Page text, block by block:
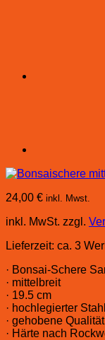
24,00 € inkl. Mwst.
inkl. MwSt. zzgl.
Lieferzeit: ca. 3
· Bonsai-Schere
· mittelbreit
· 19.5 cm
· hochlegierter Stahl
· gehobene Qualität
· Härte nach